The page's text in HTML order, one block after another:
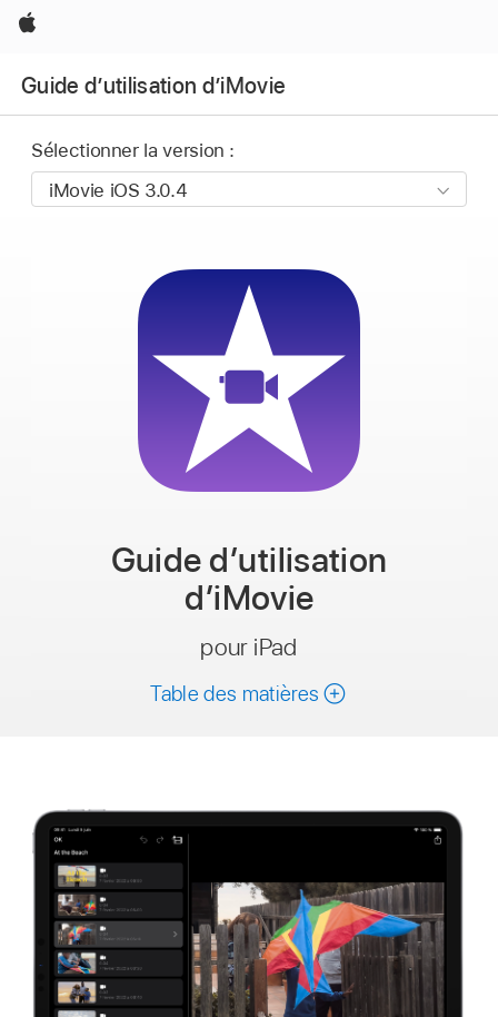
Apple
Guide d’utilisation d’iMovie
Sélectionner la version :
Guide d’utilisation
d’iMovie
pour iPad
Table des matières